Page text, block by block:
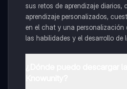
sus retos de aprendizaje diarios,
aprendizaje personalizados,
en el chat y una personalización
las habilidades y el desarrollo de